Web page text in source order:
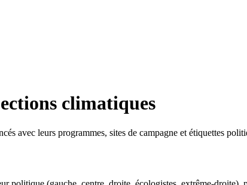
climatiques
avec leurs programmes, sites de campagne et étiquettes